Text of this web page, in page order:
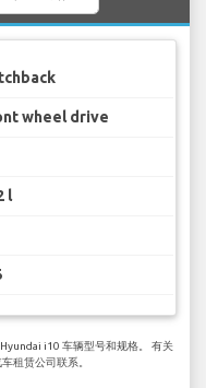
wheel drive
l
i10 车辆型号和规格。 有关
租赁公司联系。